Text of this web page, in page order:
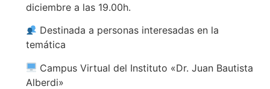
diciembre a las 19.00h.
Destinada a personas interesadas en la
temática
Campus Virtual del Instituto «Dr. Juan Bautista
Alberdi»